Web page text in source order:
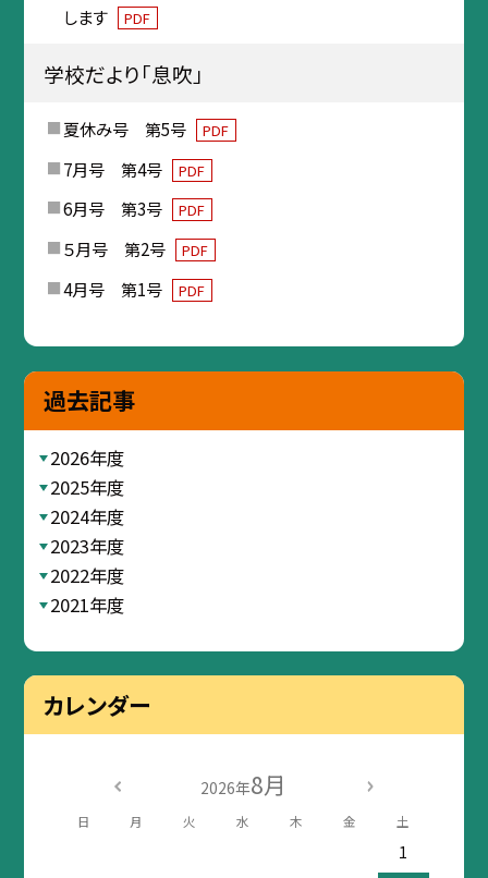
します
PDF
学校だより「息吹」
夏休み号 第5号 PDF
7月号 第4号 PDF
6月号 第3号 PDF
５月号 第2号 PDF
4月号 第1号 PDF
過去記事
2026年度
2025年度
2024年度
2023年度
2022年度
2021年度
カレンダー
2026年8月
日 月 火 水 木 金 土
1